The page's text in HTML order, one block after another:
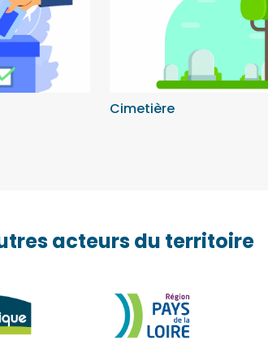
Cimetière
acteurs du territoire